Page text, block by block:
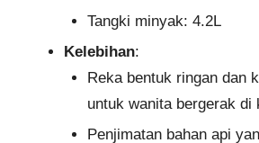
Tangki minyak: 4.2L
Kelebihan:
Reka bentuk ringan dan
untuk wanita bergerak di
Penjimatan bahan api